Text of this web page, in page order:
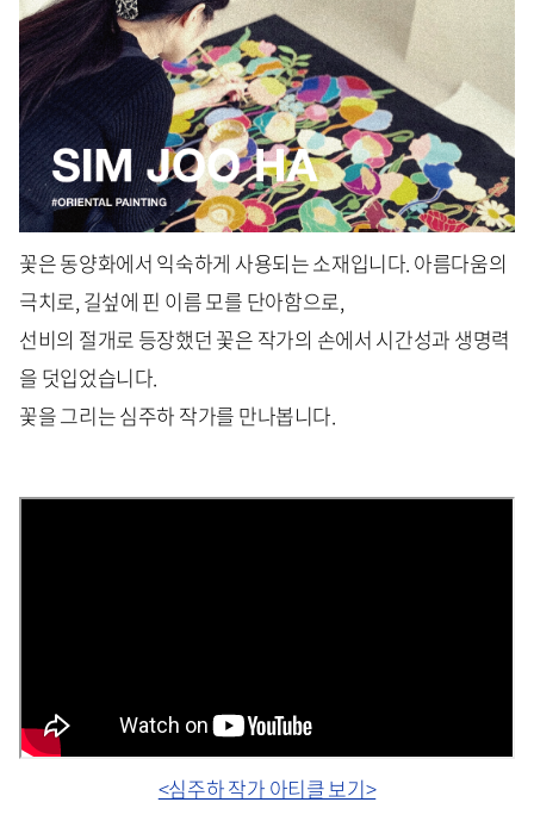
꽃은 동양화에서 익숙하게 사용되는 소재입니다. 아름다움의
극치로, 길섶에 핀 이름 모를 단아함으로,
선비의 절개로 등장했던 꽃은 작가의 손에서 시간성과 생명력
을 덧입었습니다.
꽃을 그리는 심주하 작가를 만나봅니다.
<심주하 작가 아티클 보기>